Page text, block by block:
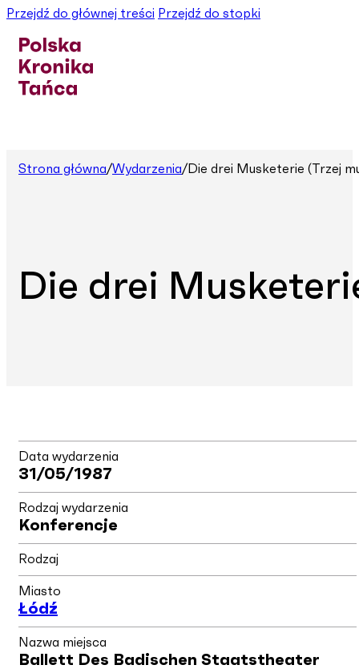
Przejdź do głównej treści Przejdź do stopki
Strona główna/Wydarzenia/Die drei Musketerie (Trzej
Die drei
Data wydarzenia
31/05/1987
Rodzaj wydarzenia
Konferencje
Rodzaj
Miasto
Łódź
Nazwa miejsca
Ballett Des Badischen Staatstheater